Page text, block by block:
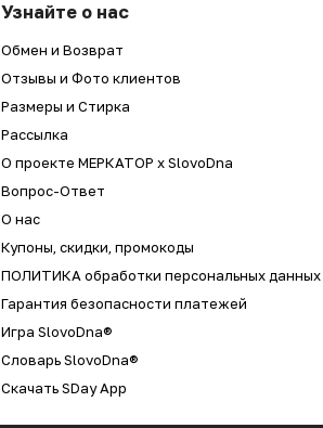
Узнайте о нас
Обмен и Возврат
Отзывы и Фото клиентов
Размеры и Стирка
Рассылка
О проекте МЕРКАТОР x SlovoDna
Вопрос-Ответ
О нас
Купоны, скидки, промокоды
ПОЛИТИКА обработки персональных данных
Гарантия безопасности платежей
Игра SlovoDna®
Словарь SlovoDna®
Скачать SDay App